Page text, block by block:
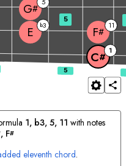
C# 1
E b3 F# 11
G#
5
1, b3, 5, 11 with notes
, F#
eleventh chord.